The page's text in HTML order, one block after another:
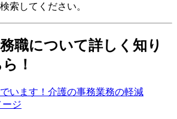
索してください。
職について詳しく知り
！